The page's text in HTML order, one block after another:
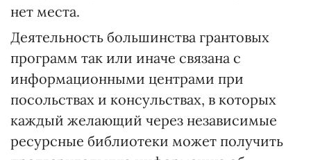
нет места.
Деятельность большинства грантовых
программ так или иначе связана с
информационными центрами при
посольствах и консульствах, в которых
каждый желающий через независимые
ресурсные библиотеки может получить